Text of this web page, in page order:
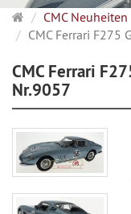
Startseite
CMC Neuheiten
CMC Ferrari F275
CMC Ferrari
Nr.9057